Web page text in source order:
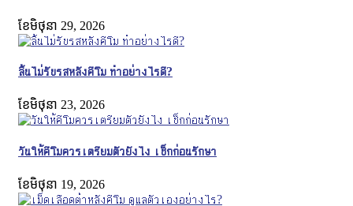
ខែ​មិថុនា 29, 2026
ลิ้นไม่รับรสหลังคีโม ทำอย่างไรดี?
ខែ​មិថុនា 23, 2026
วันให้คีโมควรเตรียมตัวยังไง เช็กก่อนรักษา
ខែ​មិថុនា 19, 2026